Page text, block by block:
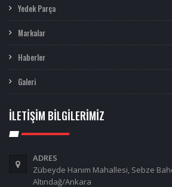
Yedek Parça
Markalar
Haberler
Galeri
İLETIŞIM BILGILERIMIZ
ADRES
Zübeyde Hanım Mahallesi, Sebze
Altındağ/Ankara